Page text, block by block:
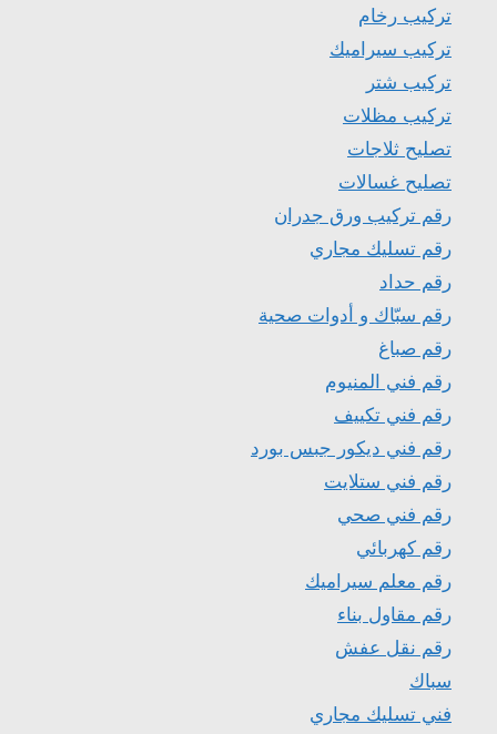
تركيب رخام
تركيب سيراميك
تركيب شتر
تركيب مظلات
تصليح ثلاجات
تصليح غسالات
رقم تركيب ورق جدران
رقم تسليك مجاري
رقم حداد
رقم سبّاك و أدوات صحية
رقم صباغ
رقم فني المنيوم
رقم فني تكييف
رقم فني ديكور جبس بورد
رقم فني ستلايت
رقم فني صحي
رقم كهربائي
رقم معلم سيراميك
رقم مقاول بناء
رقم نقل عفش
سباك
فني تسليك مجاري